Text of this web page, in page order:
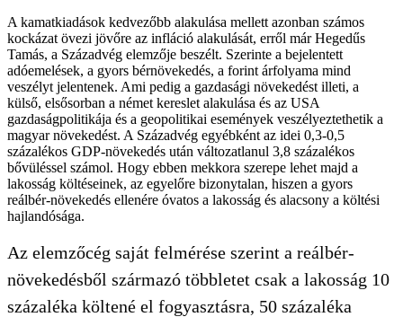
A kamatkiadások kedvezőbb alakulása mellett azonban számos
kockázat övezi jövőre az infláció alakulását, erről már Hegedűs
Tamás, a Századvég elemzője beszélt. Szerinte a bejelentett
adóemelések, a gyors bérnövekedés, a forint árfolyama mind
veszélyt jelentenek. Ami pedig a gazdasági növekedést illeti, a
külső, elsősorban a német kereslet alakulása és az USA
gazdaságpolitikája és a geopolitikai események veszélyeztethetik a
magyar növekedést. A Századvég egyébként az idei 0,3-0,5
százalékos GDP-növekedés után változatlanul 3,8 százalékos
bővüléssel számol. Hogy ebben mekkora szerepe lehet majd a
lakosság költéseinek, az egyelőre bizonytalan, hiszen a gyors
reálbér-növekedés ellenére óvatos a lakosság és alacsony a költési
hajlandósága.
Az elemzőcég saját felmérése szerint a reálbér-
növekedésből származó többletet csak a lakosság 10
százaléka költené el fogyasztásra, 50 százaléka